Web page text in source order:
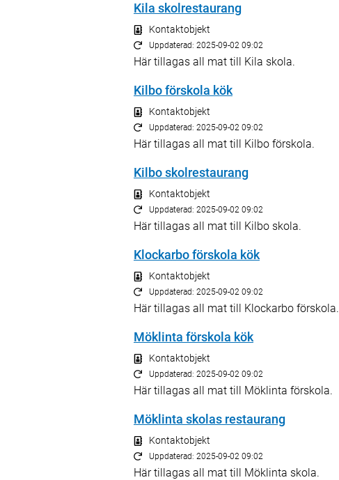
Kila skolrestaurang
Kontaktobjekt
Uppdaterad: 2025-09-02 09:02
Här tillagas all mat till Kila skola.
Kilbo förskola kök
Kontaktobjekt
Uppdaterad: 2025-09-02 09:02
Här tillagas all mat till Kilbo förskola.
Kilbo skolrestaurang
Kontaktobjekt
Uppdaterad: 2025-09-02 09:02
Här tillagas all mat till Kilbo skola.
Klockarbo förskola kök
Kontaktobjekt
Uppdaterad: 2025-09-02 09:02
Här tillagas all mat till Klockarbo förskola.
Möklinta förskola kök
Kontaktobjekt
Uppdaterad: 2025-09-02 09:02
Här tillagas all mat till Möklinta förskola.
Möklinta skolas restaurang
Kontaktobjekt
Uppdaterad: 2025-09-02 09:02
Här tillagas all mat till Möklinta skola.